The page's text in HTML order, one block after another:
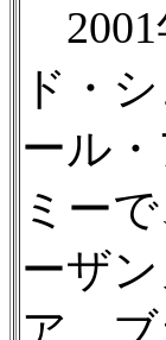
2001
ド・
ール
ミー
ーザ